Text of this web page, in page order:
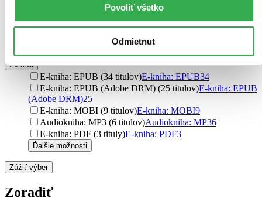
Povoliť všetko
Odmietnuť
brožovaná väzba (358 titulov)brožovaná väzba358
pevná väzba s prebalom (3 tituly)
Formát
E-kniha: EPUB (34 titulov)E-kniha: EPUB34
E-kniha: EPUB (Adobe DRM) (25 titulov)E-kniha: EPUB
(Adobe DRM)25
E-kniha: MOBI (9 titulov)E-kniha: MOBI9
Audiokniha: MP3 (6 titulov)Audiokniha: MP36
E-kniha: PDF (3 tituly)E-kniha: PDF3
Ďalšie možnosti
Zúžiť výber
Zoradiť